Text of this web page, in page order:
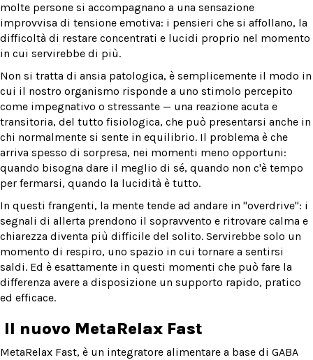
molte persone si accompagnano a una sensazione
improvvisa di tensione emotiva: i pensieri che si affollano, la
difficoltà di restare concentrati e lucidi proprio nel momento
in cui servirebbe di più.
Non si tratta di ansia patologica, è semplicemente il modo in
cui il nostro organismo risponde a uno stimolo percepito
come impegnativo o stressante — una reazione acuta e
transitoria, del tutto fisiologica, che può presentarsi anche in
chi normalmente si sente in equilibrio. Il problema è che
arriva spesso di sorpresa, nei momenti meno opportuni:
quando bisogna dare il meglio di sé, quando non c'è tempo
per fermarsi, quando la lucidità è tutto.
In questi frangenti, la mente tende ad andare in "overdrive": i
segnali di allerta prendono il sopravvento e ritrovare calma e
chiarezza diventa più difficile del solito. Servirebbe solo un
momento di respiro, uno spazio in cui tornare a sentirsi
saldi. Ed è esattamente in questi momenti che può fare la
differenza avere a disposizione un supporto rapido, pratico
ed efficace.
Il nuovo MetaRelax Fast
MetaRelax Fast, è un integratore alimentare a base di GABA